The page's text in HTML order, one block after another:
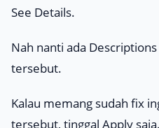
See Details.
Nah nanti ada Descriptions
tersebut.
Kalau memang sudah fix
tersebut, tinggal Apply saja.